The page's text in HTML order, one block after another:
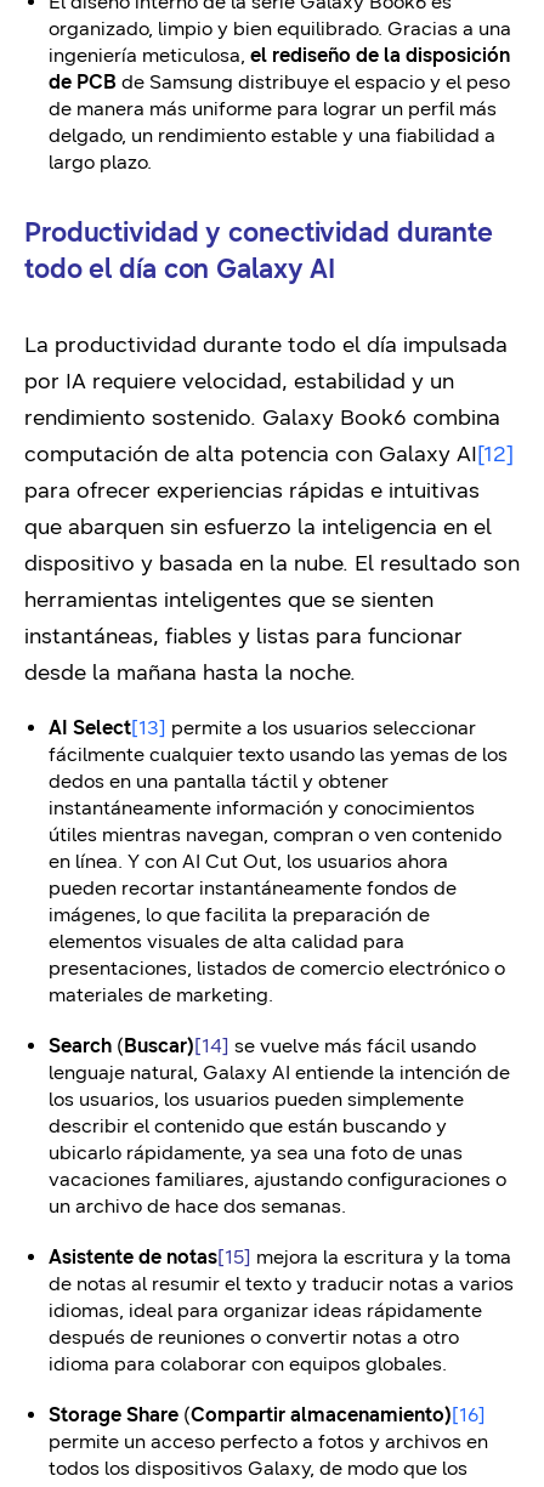
organizado, limpio y bien equilibrado. Gracias a una
ingeniería meticulosa, el rediseño de la disposición
de PCB de Samsung distribuye el espacio y el peso
de manera más uniforme para lograr un perfil más
delgado, un rendimiento estable y una fiabilidad a
largo plazo.
Productividad y conectividad durante
todo el día con Galaxy AI
La productividad durante todo el día impulsada
por IA requiere velocidad, estabilidad y un
rendimiento sostenido. Galaxy Book6 combina
computación de alta potencia con Galaxy AI[12]
para ofrecer experiencias rápidas e intuitivas
que abarquen sin esfuerzo la inteligencia en el
dispositivo y basada en la nube. El resultado son
herramientas inteligentes que se sienten
instantáneas, fiables y listas para funcionar
desde la mañana hasta la noche.
AI Select[13] permite a los usuarios seleccionar
fácilmente cualquier texto usando las yemas de los
dedos en una pantalla táctil y obtener
instantáneamente información y conocimientos
útiles mientras navegan, compran o ven contenido
en línea. Y con AI Cut Out, los usuarios ahora
pueden recortar instantáneamente fondos de
imágenes, lo que facilita la preparación de
elementos visuales de alta calidad para
presentaciones, listados de comercio electrónico o
materiales de marketing.
Search ( Buscar)[14] se vuelve más fácil usando
lenguaje natural, Galaxy AI entiende la intención de
los usuarios, los usuarios pueden simplemente
describir el contenido que están buscando y
ubicarlo rápidamente, ya sea una foto de unas
vacaciones familiares, ajustando configuraciones o
un archivo de hace dos semanas.
Asistente de notas[15] mejora la escritura y la toma
de notas al resumir el texto y traducir notas a varios
idiomas, ideal para organizar ideas rápidamente
después de reuniones o convertir notas a otro
idioma para colaborar con equipos globales.
Storage Share (Compartir almacenamiento)[16]
permite un acceso perfecto a fotos y archivos en
todos los dispositivos Galaxy, de modo que los